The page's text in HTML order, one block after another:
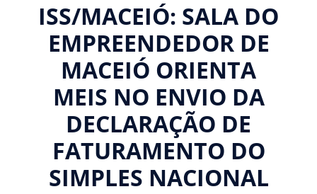
ISS/MACEIÓ: SALA DO
EMPREENDEDOR DE
MACEIÓ ORIENTA
MEIS NO ENVIO DA
DECLARAÇÃO DE
FATURAMENTO DO
SIMPLES NACIONAL